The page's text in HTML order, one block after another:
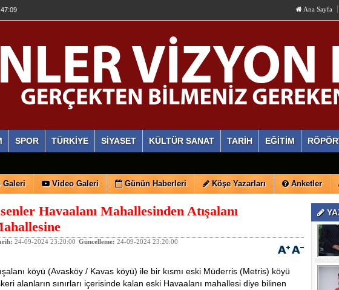
Ana Sayfa
SPOR TÜRKİYE SİYASET KÜLTÜR SANAT TARİH EĞİTİM
Galeri Video Galeri Günün Haberleri Köşe Yazarları Anketler
Havaalanı Mahallesinden Atışalanı
24-09-2024 23:20:00 Güncelleme: 24-09-2024 23:20:00
köyü (Avasköy / Kavas köyü) ile bir kısmı eski Müderris (Metris) köyü
alanların sınırları içerisinde kalan eski Havaalanı mahallesi diye bilinen